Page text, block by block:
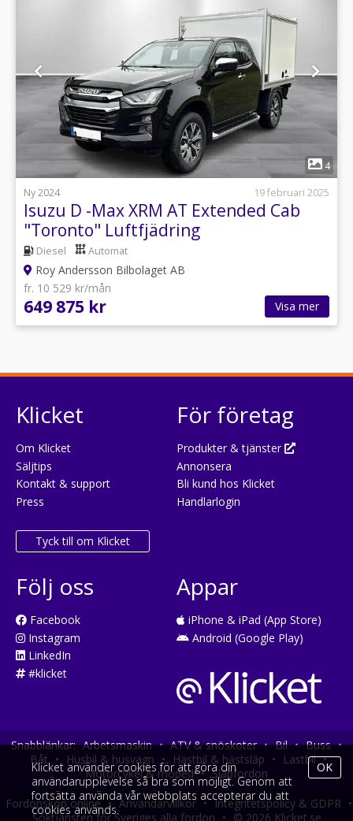
1
4
Ny 2024
19 februari 2025
Isuzu D -Max XRM AT Extended Cab
"Toronto" Luftfjädring
Diesel Automat
Roy Andersson Bilbolaget AB
fr. 10 529 kr/mån
649 875 kr Visa mer
Klicket
Om Klicket
Säljtips
Kontakt & support
Press
Tyck till om Klicket
För företag
Produkter & tjänster
Annonsera
Bli kund hos Klicket
Handlarlogin
Följ oss
Facebook
Instagram
LinkedIn
#klicket
Appar
iPhone & iPad (App Store)
Android (Google Play)
Snabblänkar: Arbetsmaskin • ATV & snöskoter • Bil • Buss •
Båt • Husbil & husvagn • Hästbil & hästsläp • Lastbil •
Motorcykel & moped • Släpfordon
Fordonsköp online • Användarvillkor • Integritetspolicy & GDPR •
Söktjänsten för Sveriges alla fordon • © 2026 Klicket.se
Klicket använder cookies för att göra din
användarupplevelse så bra som möjligt. Genom att
fortsätta använda vår webbplats accepterar du att
cookies används.
OK